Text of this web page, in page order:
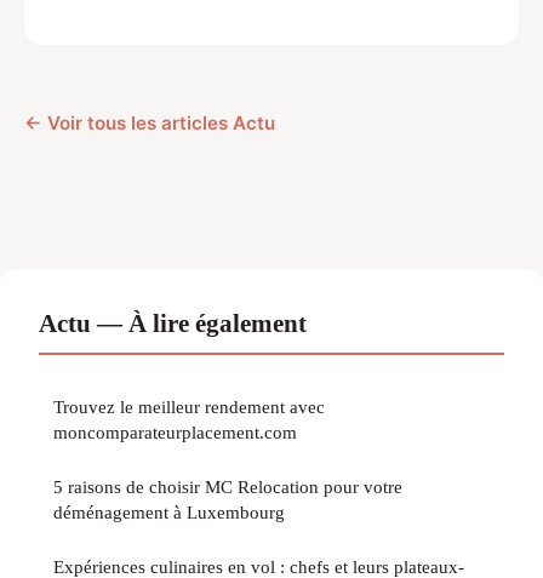
← Voir tous les articles Actu
Actu — À lire également
Trouvez le meilleur rendement avec
moncomparateurplacement.com
5 raisons de choisir MC Relocation pour votre
déménagement à Luxembourg
Expériences culinaires en vol : chefs et leurs plateaux-